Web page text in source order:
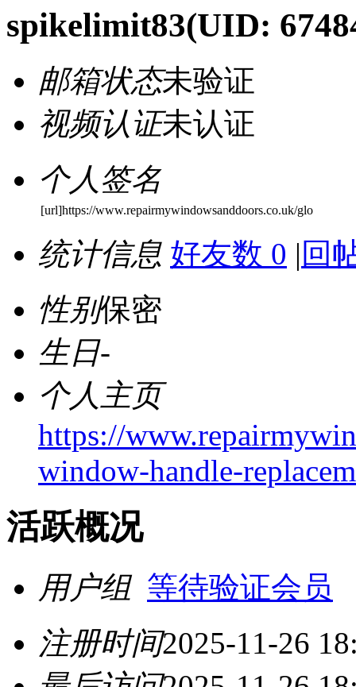
spikelimit83(UID:
邮箱状态未验证
视频认证未认证
个人签名
[url]https://www.repairmywindowsanddoors.co.uk/glo
统计信息 好友数 0 | 回
性别保密
生日-
个人主页
https://
window-handle-
活跃概况
用户组 等待验证会员
注册时间2025-11-26